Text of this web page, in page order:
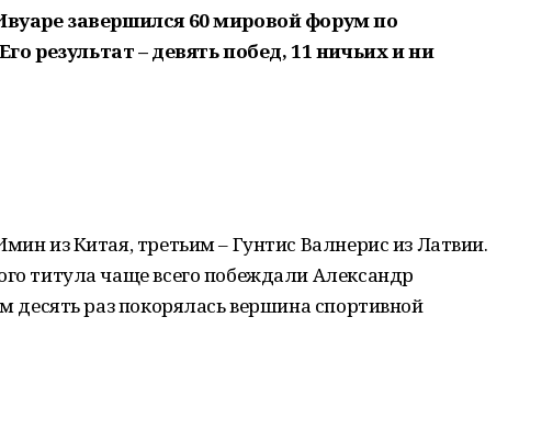
завершился 60 мировой форум по
результат – девять побед, 11 ничьих и ни
из Китая, третьим – Гунтис Валнерис из Латвии.
титула чаще всего побеждали Александр
десять раз покорялась вершина спортивной